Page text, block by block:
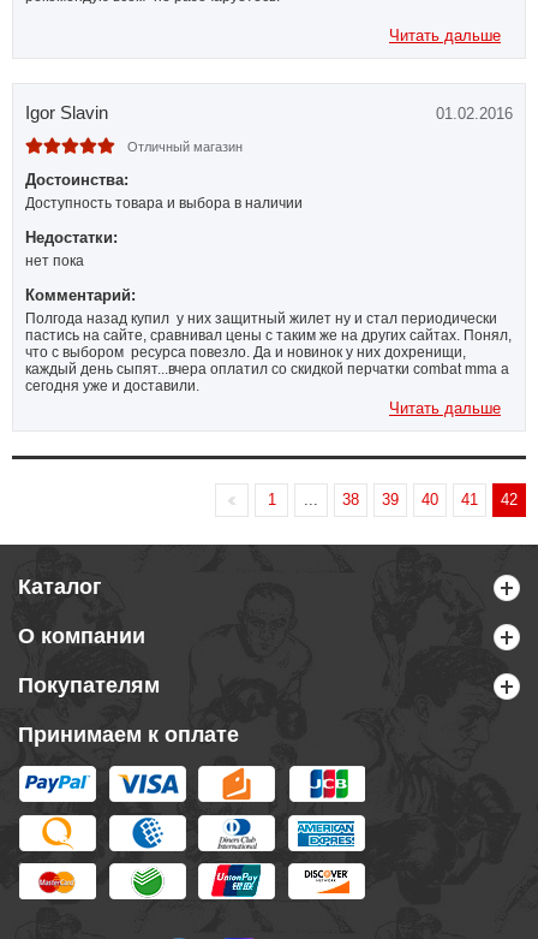
Читать дальше
Igor Slavin 01.02.2016
Отличный магазин
Достоинства:
Доступность товара и выбора в наличии
Недостатки:
нет пока
Комментарий:
Полгода назад купил у них защитный жилет ну и стал периодически
пастись на сайте, сравнивал цены с таким же на других сайтах. Понял,
что с выбором ресурса повезло. Да и новинок у них дохренищи,
каждый день сыпят...вчера оплатил со скидкой перчатки combat mma а
сегодня уже и доставили.
Читать дальше
1 38 39 40 41 42
Каталог
О компании
Покупателям
Принимаем к оплате